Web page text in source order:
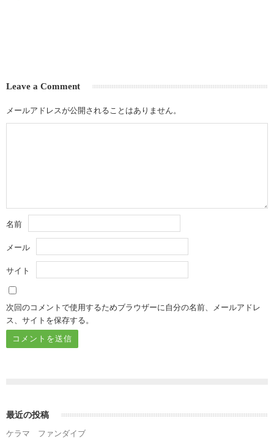
Leave a Comment
メールアドレスが公開されることはありません。
名前
メール
サイト
次回のコメントで使用するためブラウザーに自分の名前、メールアドレ
ス、サイトを保存する。
最近の投稿
ケラマ ファンダイブ